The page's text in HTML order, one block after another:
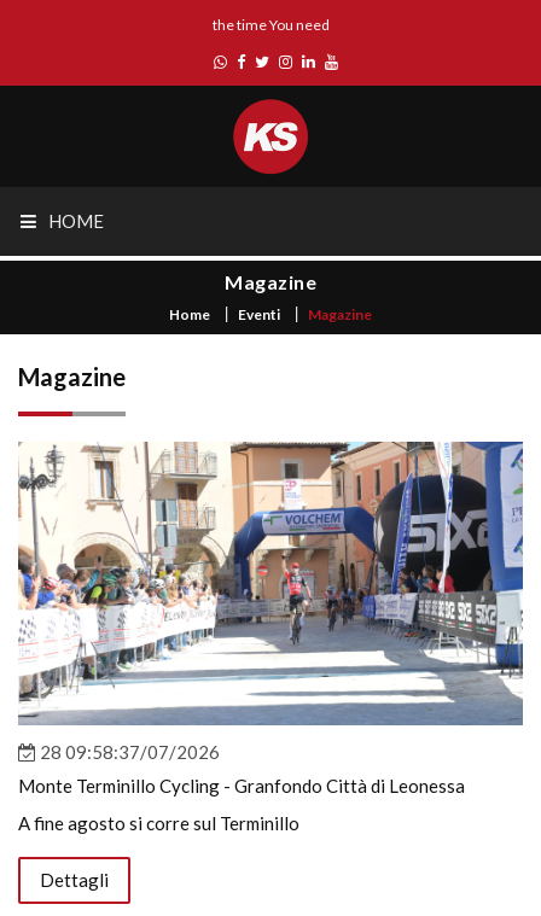
the time You need
HOME
Magazine
Home Eventi Magazine
Magazine
28 09:58:37/07/2026
Monte Terminillo Cycling - Granfondo Città di Leonessa
A fine agosto si corre sul Terminillo
Dettagli